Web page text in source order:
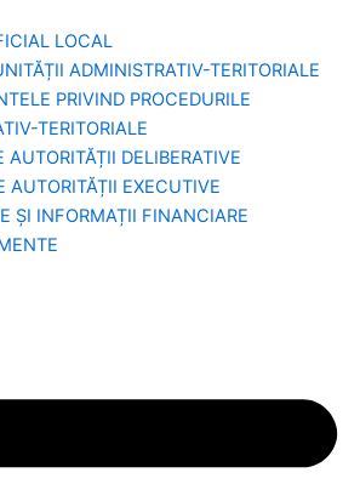
LOCAL
ADMINISTRATIV-TERITORIALE
PRIVIND PROCEDURILE
TERITORIALE
AUTORITĂȚII DELIBERATIVE
AUTORITĂȚII EXECUTIVE
ȘI INFORMAȚII FINANCIARE